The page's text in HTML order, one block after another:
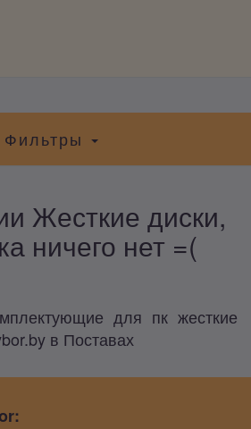
Фильтры
Жесткие диски,
ничего нет =(
для пк жесткие
в Поставах